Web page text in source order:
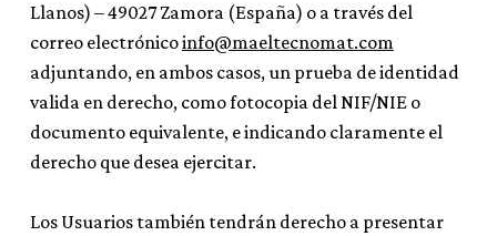
Llanos) – 49027 Zamora (España) o a través del
correo electrónicoinfo@maeltecnomat.com
adjuntando, en ambos casos, un prueba de identidad
valida en derecho, como fotocopia del NIF/NIE o
documento equivalente, e indicando claramente el
derecho que desea ejercitar.
Los Usuarios también tendrán derecho a presentar